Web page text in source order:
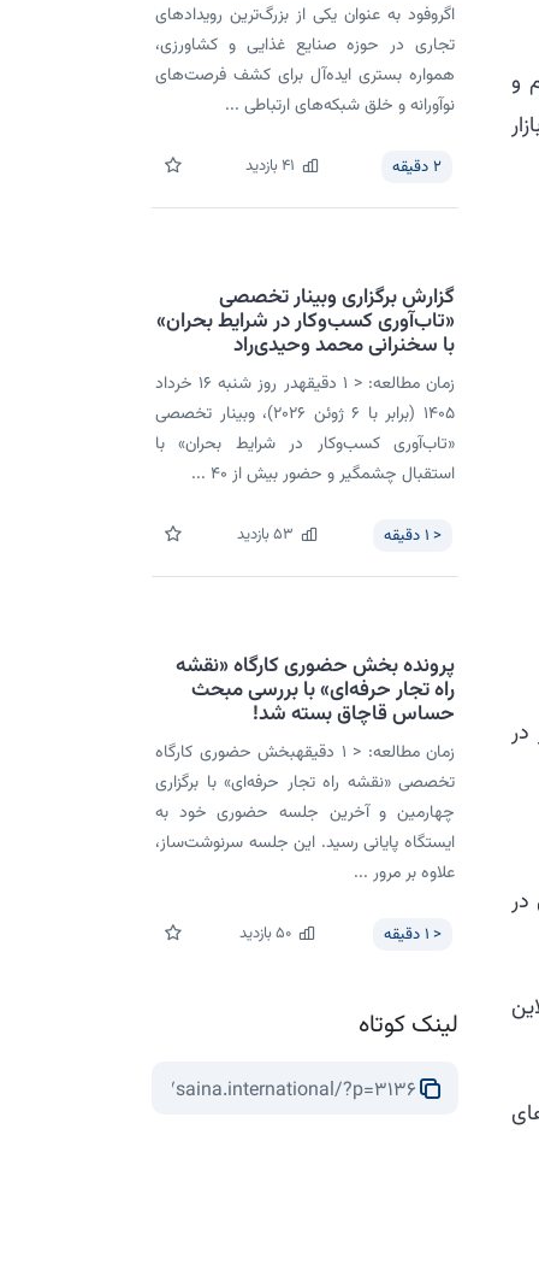
و
در
اگروفود به عنوان یکی از بزرگ‌ترین رویدادهای
تجاری در حوزه صنایع غذایی و کشاورزی،
همواره بستری ایده‌آل برای کشف فرصت‌های
نوآورانه و خلق شبکه‌های ارتباطی ...
2 دقیقه 41 بازدید
گزارش برگزاری وبینار تخصصی
«تاب‌آوری کسب‌وکار در شرایط بحران»
با سخنرانی محمد وحیدی‌راد
زمان مطالعه: < 1 دقیقهدر روز شنبه ۱۶ خرداد
۱۴۰۵ (برابر با ۶ ژوئن ۲۰۲۶)، وبینار تخصصی
«تاب‌آوری کسب‌وکار در شرایط بحران» با
استقبال چشمگیر و حضور بیش از ۴۰ ...
< 1 دقیقه 53بازدید
پرونده بخش حضوری کارگاه «نقشه
راه تجار حرفه‌ای» با بررسی مبحث
حساس قاچاق بسته شد!
زمان مطالعه: < 1 دقیقهبخش حضوری کارگاه
تخصصی «نقشه راه تجار حرفه‌ای» با برگزاری
چهارمین و آخرین جلسه حضوری خود به
ایستگاه پایانی رسید. این جلسه سرنوشت‌ساز،
علاوه بر مرور ...
< 1 دقیقه 50بازدید
لینک کوتاه